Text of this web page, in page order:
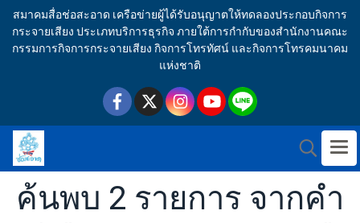
สมาคมสื่อช่อสะอาด เครือข่ายผู้ได้รับอนุญาตให้ทดลองประกอบกิจการ
กระจายเสียง ประเภทบริการธุรกิจ ภายใต้การกำกับของสำนักงานคณะ
กรรมการกิจการกระจายเสียง กิจการโทรทัศน์ และกิจการโทรคมนาคม
แห่งชาติ
ค้นพบ 2 รายการ จากคำ